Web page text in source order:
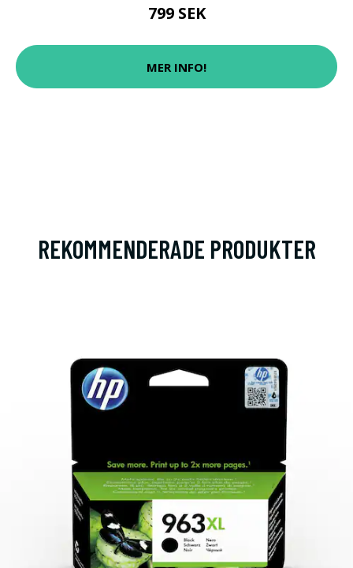
799 SEK
MER INFO!
REKOMMENDERADE PRODUKTER